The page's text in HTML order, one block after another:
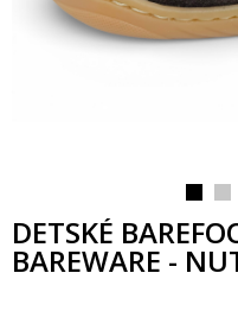
DETSKÉ
BAREWARE -